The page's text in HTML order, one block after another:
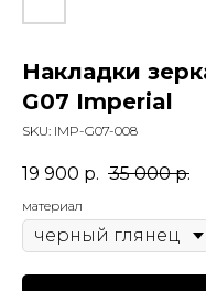
Накладки
G07 Imperial
SKU: IMP-G07-008
19 900 р. 35 000 р.
материал